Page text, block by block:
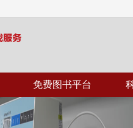
免费图书平台